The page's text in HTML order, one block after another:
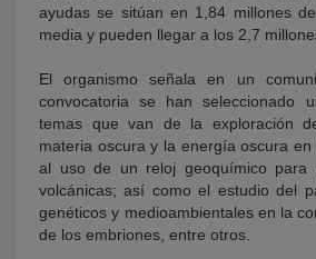
ayudas se sitúan en 1,84 millones
media y pueden llegar a los 2,7
El organismo señala en un
convocatoria se han seleccionado
temas que van de la exploración
materia oscura y la energía oscura
al uso de un reloj geoquímico para
volcánicas; así como el estudio del
genéticos y medioambientales en la
de los embriones, entre otros.